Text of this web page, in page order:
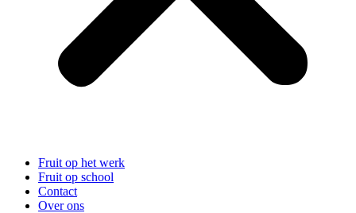
Fruit op het werk
Fruit op school
Contact
Over ons